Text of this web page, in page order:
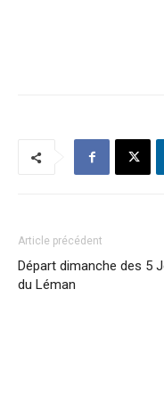
Article précédent
Départ dimanche des 5
du Léman